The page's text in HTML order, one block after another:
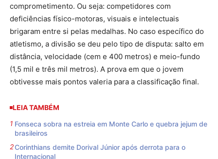
comprometimento. Ou seja: competidores com
deficiências físico-motoras, visuais e intelectuais
brigaram entre si pelas medalhas. No caso específico do
atletismo, a divisão se deu pelo tipo de disputa: salto em
distância, velocidade (cem e 400 metros) e meio-fundo
(1,5 mil e três mil metros). A prova em que o jovem
obtivesse mais pontos valeria para a classificação final.
LEIA TAMBÉM
Fonseca sobra na estreia em Monte Carlo e quebra jejum de
brasileiros
Corinthians demite Dorival Júnior após derrota para o
Internacional